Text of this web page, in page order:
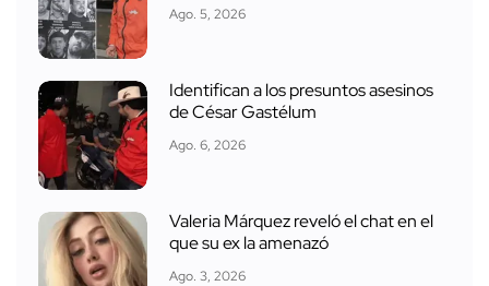
Ago. 5, 2026
Identifican a los presuntos asesinos
de César Gastélum
Ago. 6, 2026
Valeria Márquez reveló el chat en el
que su ex la amenazó
Ago. 3, 2026